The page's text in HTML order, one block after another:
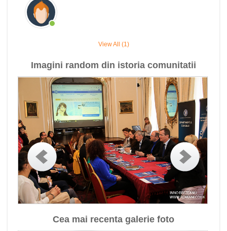
View All (1)
Imagini random din istoria comunitatii
Cea mai recenta galerie foto